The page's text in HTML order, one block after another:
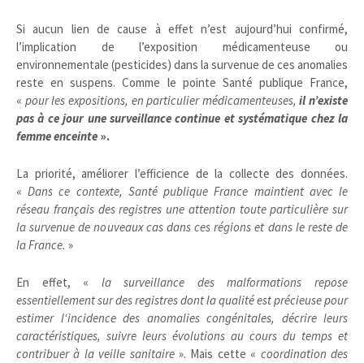
Si aucun lien de cause à effet n’est aujourd’hui confirmé,
l’implication de l’exposition médicamenteuse ou
environnementale (pesticides) dans la survenue de ces anomalies
reste en suspens. Comme le pointe Santé publique France,
« pour les expositions, en particulier médicamenteuses, il n’existe
pas à ce jour une surveillance continue et systématique chez la
femme enceinte ».
La priorité, améliorer l’efficience de la collecte des données.
«Dans ce contexte, Santé publique France maintient avec le
réseau français des registres une attention toute particulière sur
la survenue de nouveaux cas dans ces régions et dans le reste de
la France. »
En effet, « la surveillance des malformations repose
essentiellement sur des registres dont la qualité est précieuse pour
estimer l‘incidence des anomalies congénitales, décrire leurs
caractéristiques, suivre leurs évolutions au cours du temps et
contribuer à la veille sanitaire». Mais cette « coordination des